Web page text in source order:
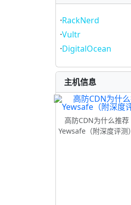
·RackNerd
·Vultr
·DigitalOcean
主机信息
高防CDN为什么推荐
Yewsafe（附深度评测）